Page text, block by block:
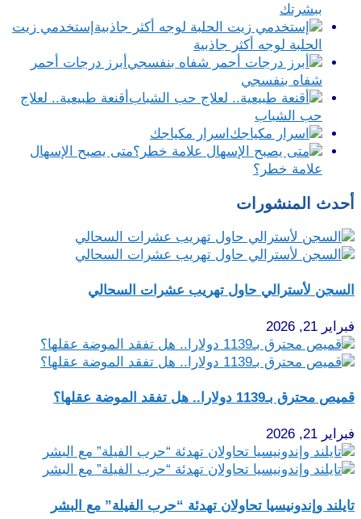
ببشرتك
إستخدمي زيت
الحلبة لوجه أكثر جاذبية
أبرز درجات أحمر
شفاه بنفسجي
أقنعة طبيعية.. لعلاج
حب الشباب
اسرار مكياجك
متى يصبح الإسهال
علامة خطر؟
أحدث المنشورات
السجن لأسترالي حاول تهريب عشرات السحالي
فبراير 21, 2026
قميص محترق بـ1139 دولارا.. هل تفقد الموضة عقلها؟
فبراير 21, 2026
تايلند وإندونيسيا تحاولان تهدئة “حرب الفيلة” مع البشر